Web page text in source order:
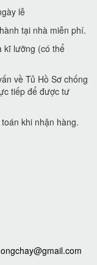
lễ
tại nhà miễn phí.
kĩ lưỡng (có thể
về Tủ Hồ Sơ chống
tiếp để được tư
khi nhận hàng.